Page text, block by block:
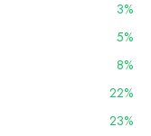
3%
5%
8%
22%
23%